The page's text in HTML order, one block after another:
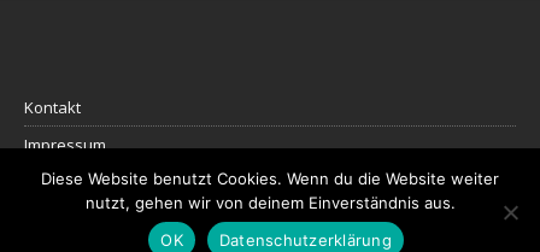
Kontakt
Impressum
Datenschutz
Diese Website benutzt Cookies. Wenn du die Website weiter
nutzt, gehen wir von deinem Einverständnis aus.
OK
Datenschutzerklärung